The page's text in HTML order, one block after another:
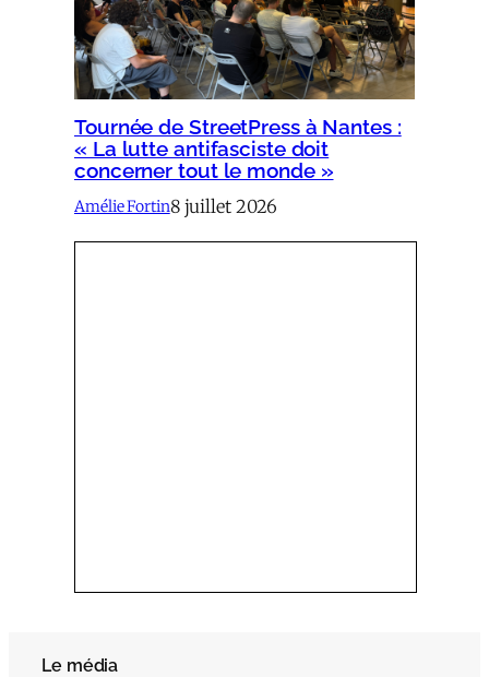
Tournée de StreetPress à Nantes :
« La lutte antifasciste doit
concerner tout le monde »
Amélie Fortin8 juillet 2026
Le média